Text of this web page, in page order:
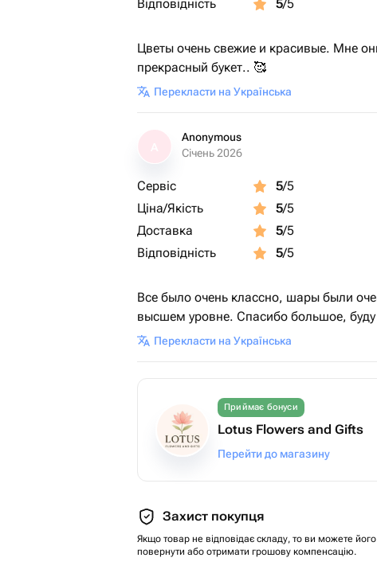
Відповідність
5/5
Цветы очень свежие и красивые. Мне
прекрасный букет.. 🥰
Перекласти на Українська
Anonymous
Січень 2026
Сервіс 5/5
Ціна/Якість
5/5
Доставка
5/5
Відповідність
5/5
Все было очень классно, шары были
высшем уровне. Спасибо большое,
Перекласти на Українська
Приймає бонуси
Lotus Flowers and Gifts
Перейти до магазину
Захист покупця
Якщо товар не відповідає складу, то ви можете його
повернути або отримати грошову компенсацію.